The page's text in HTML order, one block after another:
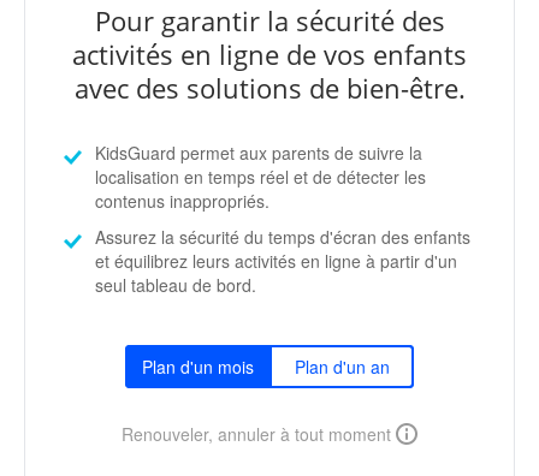
Pour garantir la sécurité des
activités en ligne de vos enfants
avec des solutions de bien-être.
KidsGuard permet aux parents de suivre la
localisation en temps réel et de détecter les
contenus inappropriés.
Assurez la sécurité du temps d'écran des enfants
et équilibrez leurs activités en ligne à partir d'un
seul tableau de bord.
Plan d'un mois Plan d'un an
Renouveler, annuler à tout moment